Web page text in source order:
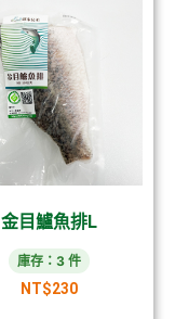
金目鱸魚排L
庫存：3 件
NT$230